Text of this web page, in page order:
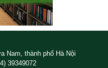
Nam, thành phố Hà Nội
39349072